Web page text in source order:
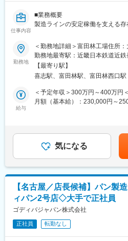
品の賞味期限の確認、商品の袋
のサービスを提供しております。
ら業務を進めています。
入社後は既存商品や開発フロー
との同行やメーカー対応を通じて
は既存案件のサポートや一部商
を拡大。開発会議や日常的なコミ
■業務の特徴
関わるため、商品開発の上流か
数多くの協力工場との関係構築
知識とコミュニケーション力の
■魅力
・商品コンセプト立案から量産
「企画だけ」「試作だけ」ではな
ます。自ら考えた商品が実際に販
・全国の委託製造メーカーや仕
業界の幅広い知識や調整力を身に
理・物流など多部署との協業経験
仕事内容
■業務概要
製造ラインの安定稼働を支える
■業務詳細
＜お任せする業務＞
・すり身の配合
・ミンチ作り（ミートチョッパー
・成型作業
・製品の蒸し器へ投入
（3）入社後すぐにお任せする業務
製造現場に入り、OJTで学んで
（4）今後のキャリアについて
STEP1：現場より商品の製造方法
商品は、１５０種類程
現場、組織の理解を深める⇒各現
STEP2：どこかの部署の管理職
勤務地
＜勤務地詳細＞富田林工場住所
勤務地最寄駅：近畿日本鉄道近
屋内全面禁煙変更の範囲：無
【最寄り駅】
喜志駅、富田林駅、富田林西口駅
給与
＜予定年収＞300万円～400万円
月額（基本給）：230,000円～
額)は固定手当を含めた表記です。
気になる
【名古屋／店長候補】パン製
ィパン2号店◇大手で正社員
ゴディバジャパン株式会社
正社員 転勤なし